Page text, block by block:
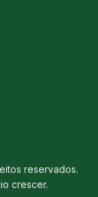
reservados.
crescer.